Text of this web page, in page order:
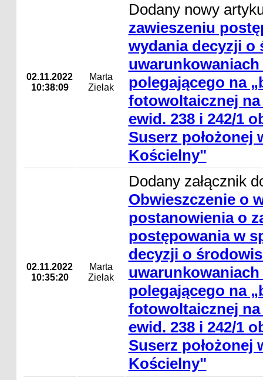
02.11.2022
10:38:09
Marta
Zielak
Dodany nowy
zawieszeniu
wydania decyzji o
polegającego na
fotowoltaicznej na
ewid. 238 i 242/1
Suserz położonej
Kościelny"
02.11.2022
10:35:20
Marta
Zielak
Dodany załącznik
Obwieszczenie o
postanowienia o
postępowania w
decyzji o
polegającego na
fotowoltaicznej na
ewid. 238 i 242/1
Suserz położonej
Kościelny"